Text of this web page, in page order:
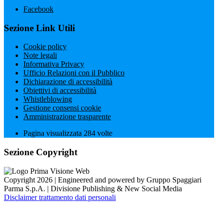
Facebook
Sezione Link Utili
Cookie policy
Note legali
Informativa Privacy
Ufficio Relazioni con il Pubblico
Dichiarazione di accessibilità
Obiettivi di accessibilità
Whistleblowing
Gestione consensi cookie
Amministrazione trasparente
Pagina visualizzata 284 volte
Sezione Copyright
Copyright 2026 | Engineered and powered by Gruppo Spaggiari
Parma S.p.A. | Divisione Publishing & New Social Media
Disclaimer trattamento dati personali